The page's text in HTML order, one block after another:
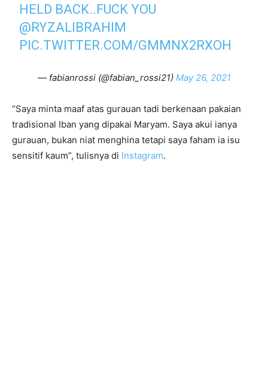
HELD BACK..FUCK YOU
@RYZALIBRAHIM
PIC.TWITTER.COM/GMMNX2RXOH
— fabianrossi (@fabian_rossi21) May 26, 2021
“Saya minta maaf atas gurauan tadi berkenaan pakaian
tradisional Iban yang dipakai Maryam. Saya akui ianya
gurauan, bukan niat menghina tetapi saya faham ia isu
sensitif kaum”, tulisnya di Instagram.